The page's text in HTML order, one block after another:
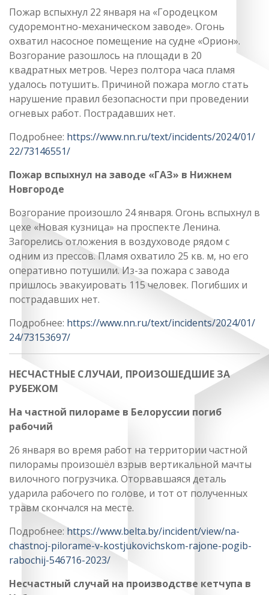
Пожар вспыхнул 22 января на «Городецком
судоремонтно-механическом заводе». Огонь
охватил насосное помещение на судне «Орион».
Возгорание разошлось на площади в 20
квадратных метров. Через полтора часа пламя
удалось потушить. Причиной пожара могло стать
нарушение правил безопасности при проведении
огневых работ. Пострадавших нет.
Подробнее: https://www.nn.ru/text/incidents/2024/01/
22/73146551/
Пожар вспыхнул на заводе «ГАЗ» в Нижнем
Новгороде
Возгорание произошло 24 января. Огонь вспыхнул в
цехе «Новая кузница» на проспекте Ленина.
Загорелись отложения в воздуховоде рядом с
одним из прессов. Пламя охватило 25 кв. м, но его
оперативно потушили. Из-за пожара с завода
пришлось эвакуировать 115 человек. Погибших и
пострадавших нет.
Подробнее: https://www.nn.ru/text/incidents/2024/01/
24/73153697/
НЕСЧАСТНЫЕ СЛУЧАИ, ПРОИЗОШЕДШИЕ ЗА
РУБЕЖОМ
На частной пилораме в Белоруссии погиб
рабочий
26 января во время работ на территории частной
пилорамы произошёл взрыв вертикальной мачты
вилочного погрузчика. Оторвавшаяся деталь
ударила рабочего по голове, и тот от полученных
травм скончался на месте.
Подробнее: https://www.belta.by/incident/view/na-
chastnoj-pilorame-v-kostjukovichskom-rajone-pogib-
rabochij-546716-2023/
Несчастный случай на производстве кетчупа в